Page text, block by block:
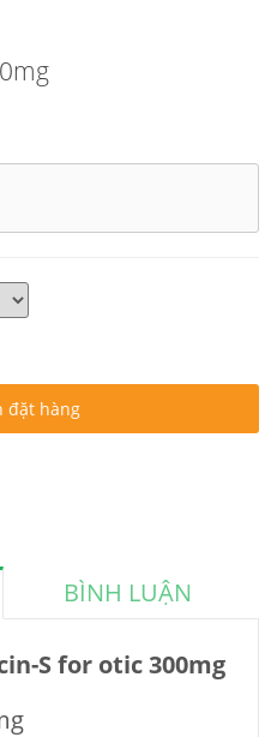
đặt hàng
BÌNH LUẬN
S for otic 300mg